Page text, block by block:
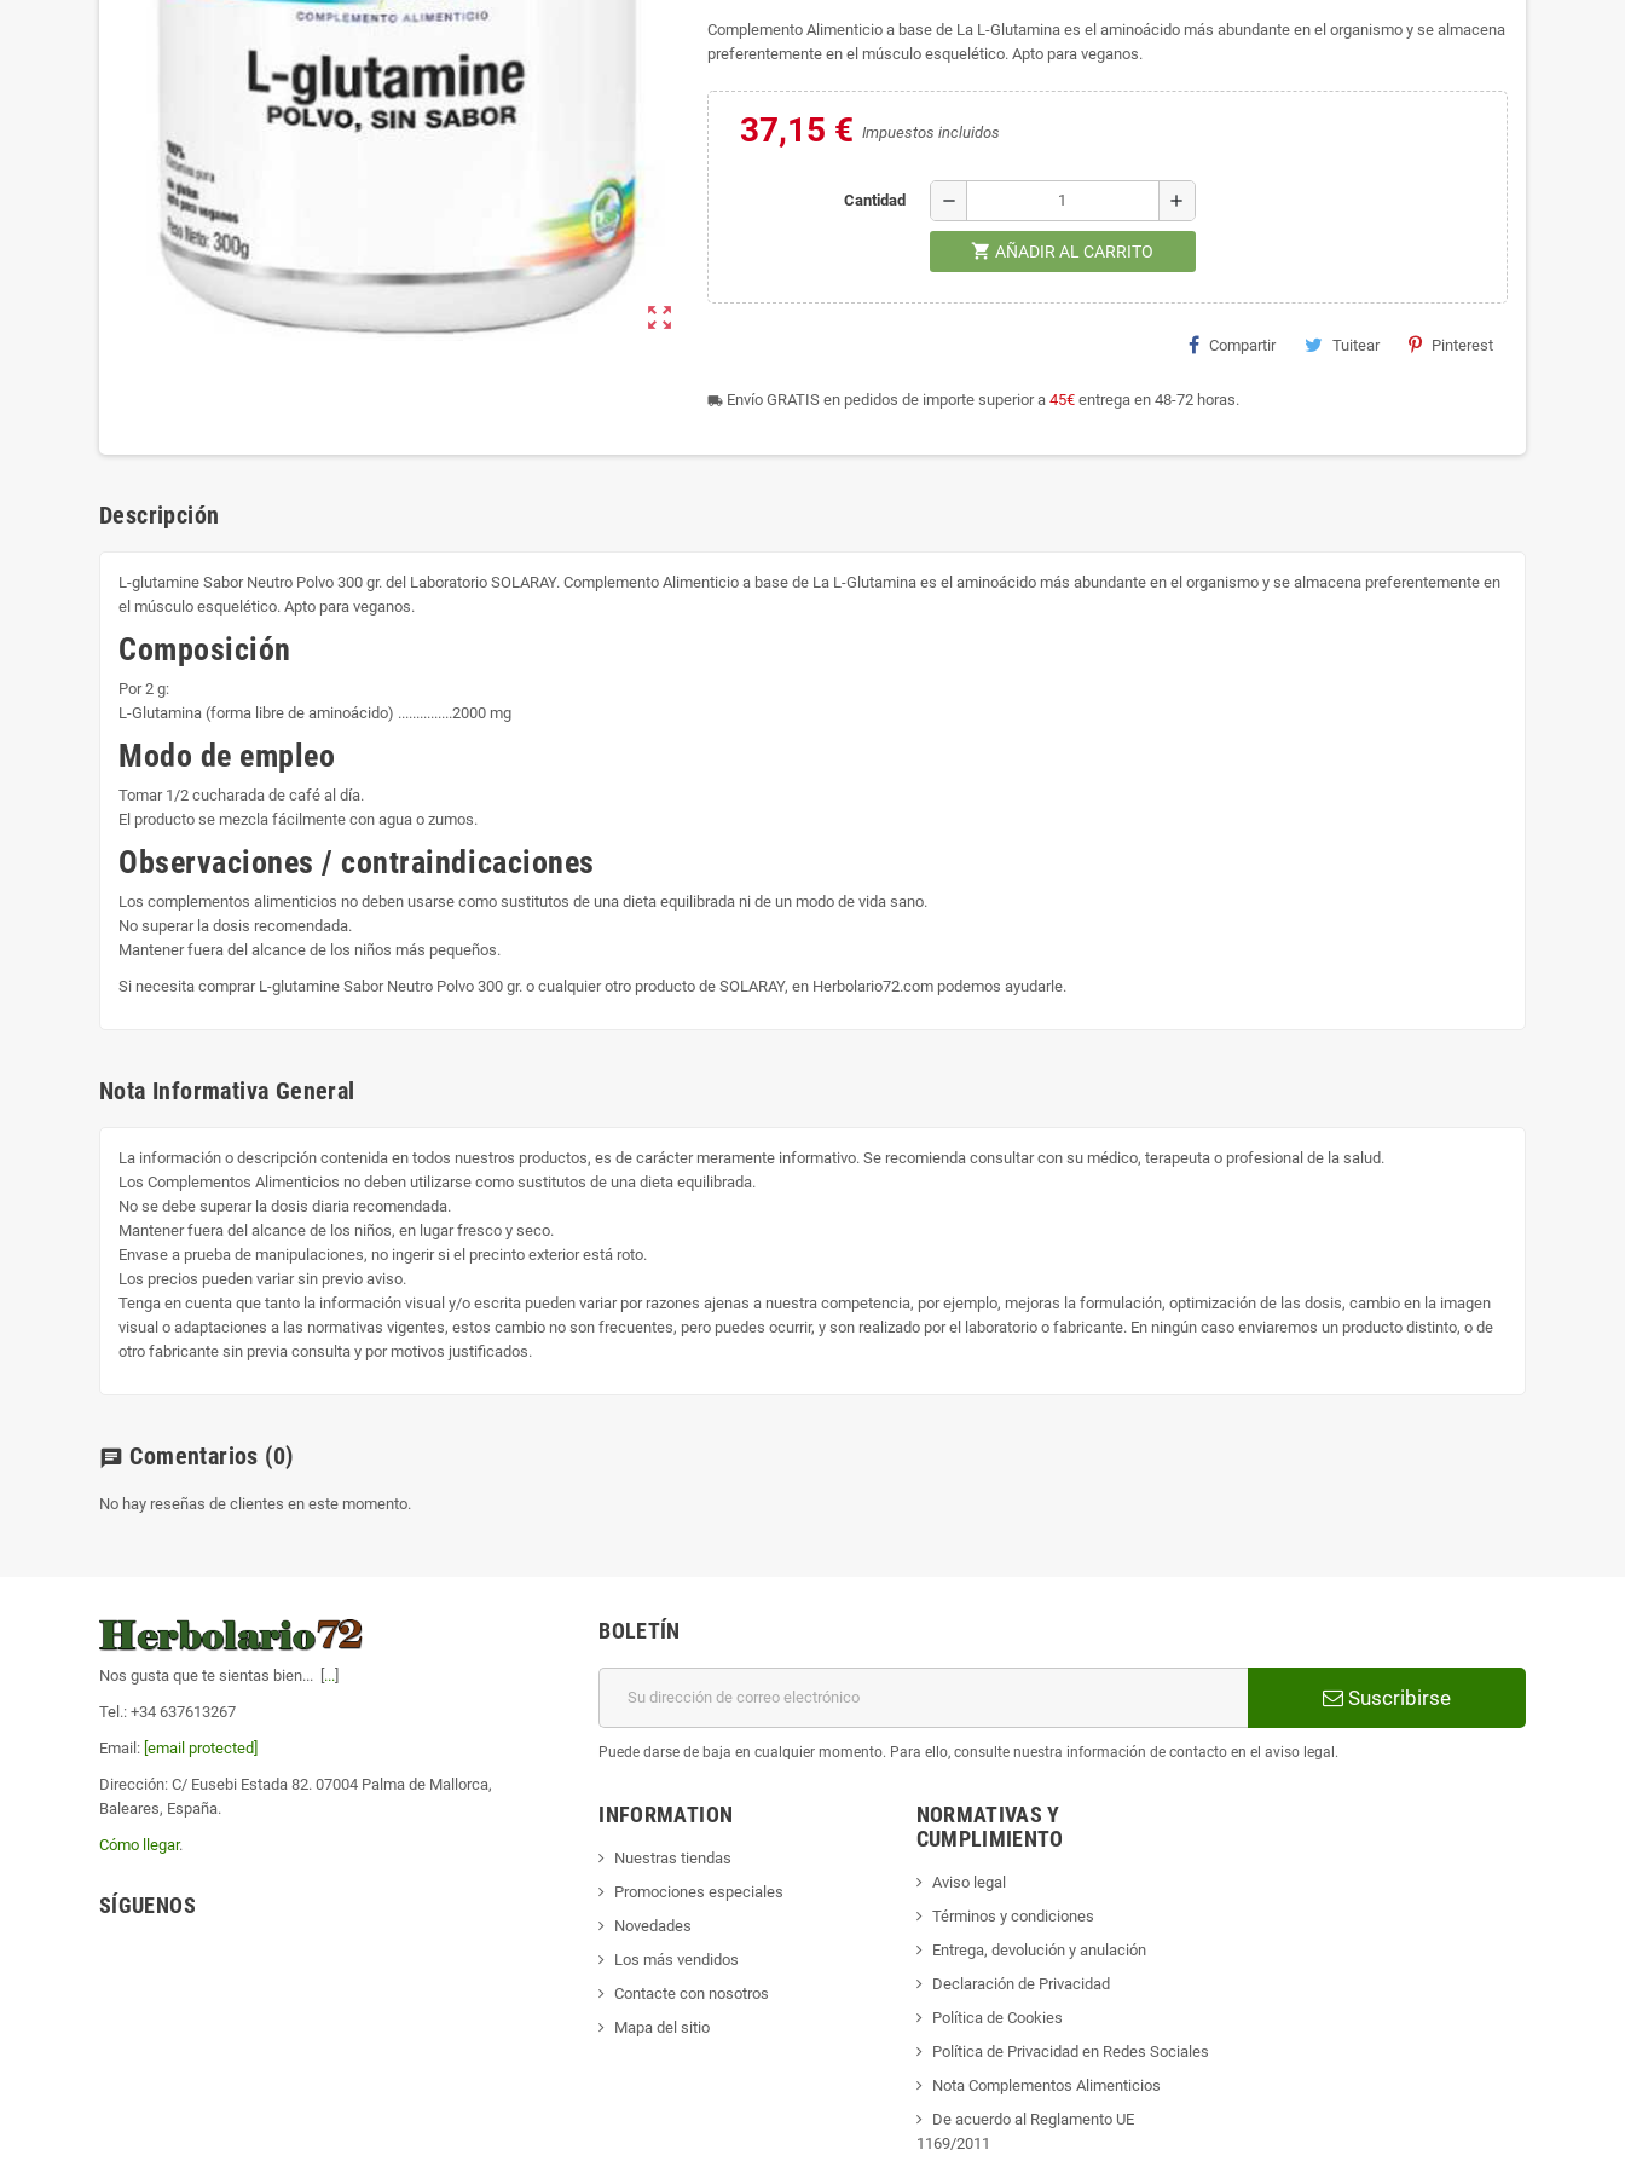
zoom_out_map
Complemento Alimenticio a base de La L-Glutamina es el aminoácido más abundante en el organismo y se almacena
preferentemente en el músculo esquelético. Apto para veganos.
37,15 € Impuestos incluidos
Cantidad remove add
shopping_cart AÑADIR AL CARRITO
Compartir Tuitear Pinterest
local_shippingEnvío GRATIS en pedidos de importe superior a 45€entrega en 48-72 horas.
Descripción
L-glutamine Sabor Neutro Polvo 300 gr. del Laboratorio SOLARAY. Complemento Alimenticio a base de La L-Glutamina es el aminoácido más abundante en el organismo y se almacena preferentemente en
el músculo esquelético. Apto para veganos.
Composición
Por 2 g:
L-Glutamina (forma libre de aminoácido) ...............2000 mg
Modo de empleo
Tomar 1/2 cucharada de café al día.
El producto se mezcla fácilmente con agua o zumos.
Observaciones / contraindicaciones
Los complementos alimenticios no deben usarse como sustitutos de una dieta equilibrada ni de un modo de vida sano.
No superar la dosis recomendada.
Mantener fuera del alcance de los niños más pequeños.
Si necesita comprar L-glutamine Sabor Neutro Polvo 300 gr. o cualquier otro producto de SOLARAY, en Herbolario72.com podemos ayudarle.
Nota Informativa General
La información o descripción contenida en todos nuestros productos, es de carácter meramente informativo. Se recomienda consultar con su médico, terapeuta o profesional de la salud.
Los Complementos Alimenticios no deben utilizarse como sustitutos de una dieta equilibrada.
No se debe superar la dosis diaria recomendada.
Mantener fuera del alcance de los niños, en lugar fresco y seco.
Envase a prueba de manipulaciones, no ingerir si el precinto exterior está roto.
Los precios pueden variar sin previo aviso.
Tenga en cuenta que tanto la información visual y/o escrita pueden variar por razones ajenas a nuestra competencia, por ejemplo, mejoras la formulación, optimización de las dosis, cambio en la imagen
visual o adaptaciones a las normativas vigentes, estos cambio no son frecuentes, pero puedes ocurrir, y son realizado por el laboratorio o fabricante. En ningún caso enviaremos un producto distinto, o de
otro fabricante sin previa consulta y por motivos justificados.
chat Comentarios (0)
No hay reseñas de clientes en este momento.
Nos gusta que te sientas bien... [ ...
Tel.: +34 637613267
Email: [email protected]
Dirección: C/ Eusebi Estada 82. 07004 Palma de Mallorca,
Baleares, España.
Cómo llegar.
SÍGUENOS
BOLETÍN
Suscribirse
Puede darse de baja en cualquier momento. Para ello, consulte nuestra información de contacto en el aviso legal.
INFORMATION
Nuestras tiendas
Promociones especiales
Novedades
Los más vendidos
Contacte con nosotros
Mapa del sitio
NORMATIVAS Y
CUMPLIMIENTO
Aviso legal
Términos y condiciones
Entrega, devolución y anulación
Declaración de Privacidad
Política de Cookies
Política de Privacidad en Redes Sociales
Nota Complementos Alimenticios
De acuerdo al Reglamento UE
1169/2011